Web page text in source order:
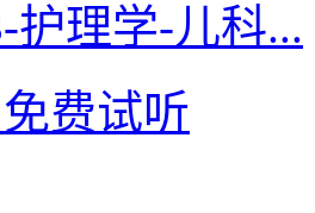
护理学-儿科...
免费试听